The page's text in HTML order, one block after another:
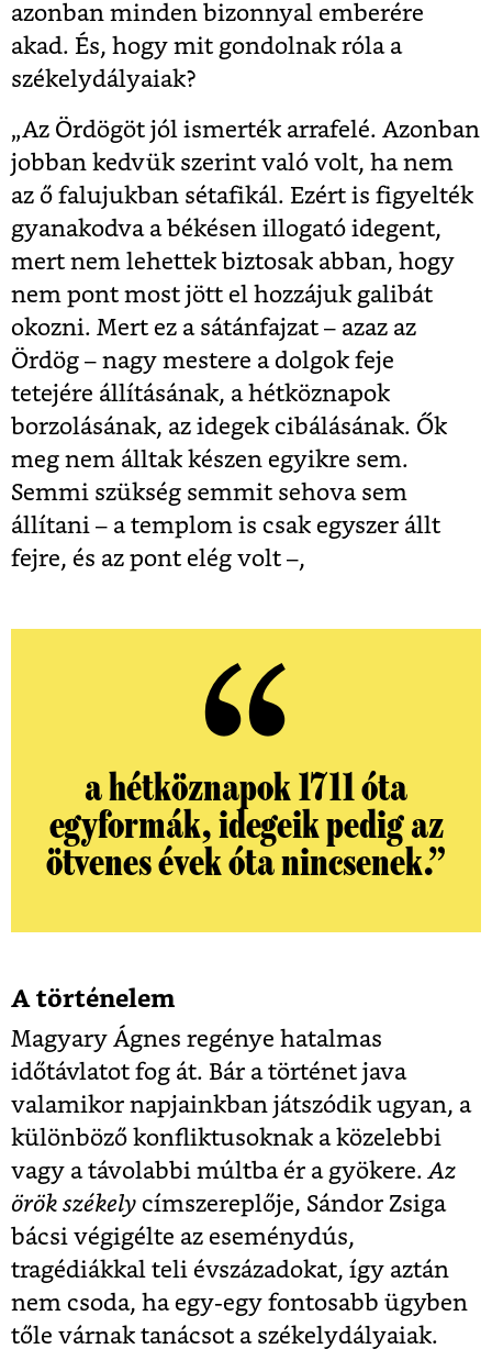
azonban minden bizonnyal emberére
akad. És, hogy mit gondolnak róla a
székelydályaiak?
„Az Ördögöt jól ismerték arrafelé. Azonban
jobban kedvük szerint való volt, ha nem
az ő falujukban sétafikál. Ezért is figyelték
gyanakodva a békésen illogató idegent,
mert nem lehettek biztosak abban, hogy
nem pont most jött el hozzájuk galibát
okozni. Mert ez a sátánfajzat – azaz az
Ördög – nagy mestere a dolgok feje
tetejére állításának, a hétköznapok
borzolásának, az idegek cibálásának. Ők
meg nem álltak készen egyikre sem.
Semmi szükség semmit sehova sem
állítani – a templom is csak egyszer állt
fejre, és az pont elég volt –,
a hétköznapok 1711 óta
egyformák, idegeik pedig az
ötvenes évek óta nincsenek.”
A történelem
Magyary Ágnes regénye hatalmas
időtávlatot fog át. Bár a történet java
valamikor napjainkban játszódik ugyan, a
különböző konfliktusoknak a közelebbi
vagy a távolabbi múltba ér a gyökere. Az
örök székely címszereplője, Sándor Zsiga
bácsi végigélte az eseménydús,
tragédiákkal teli évszázadokat, így aztán
nem csoda, ha egy-egy fontosabb ügyben
tőle várnak tanácsot a székelydályaiak.